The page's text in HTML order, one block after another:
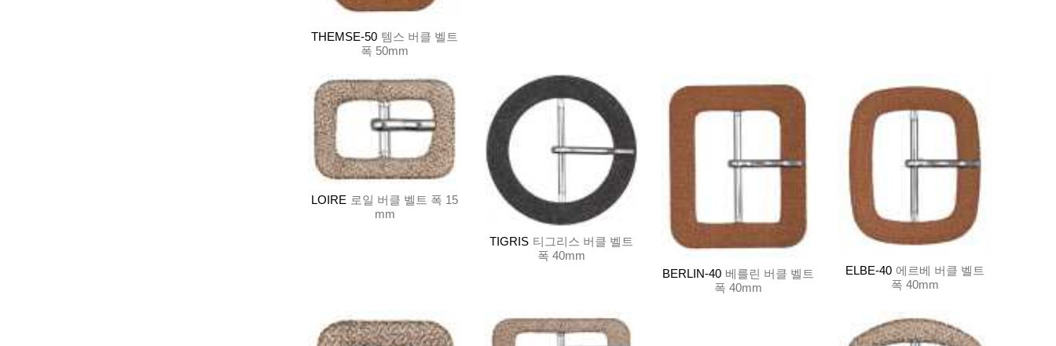
THEMSE-50 템스 버클 벨트
폭 50mm
LOIRE 로일 버클 벨트 폭 15
mm
TIGRIS 티그리스 버클 벨트
폭 40mm
BERLIN-40 베를린 버클 벨트
폭 40mm
ELBE-40 에르베 버클 벨트
폭 40mm